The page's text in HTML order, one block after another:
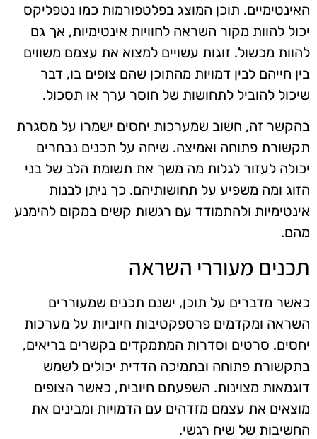
האינטימיים. תוכן המוצג בפלטפורמות כמו נטפליקס
יכול להוות מקור השראה לחוויות אינטימיות, אך גם
להוות מכשול. זוגות עשויים למצוא את עצמם משווים
בין חייהם לבין דמויות מהתוכן שהם צופים בו, דבר
שיכול להוביל לתחושות של חוסר ערך או תסכול.
בהקשר זה, חשוב שמערכות יחסים ישמרו על מסגרת
תקשורת פתוחה ואמיצה. שיחה על תכנים נבחרים
יכולה לעזור לגלות מה משך את תשומת הלב של בני
הזוג ומה משפיע על תחושותיהם. כך ניתן לבנות
אינטימיות ולהתמודד עם רגשות קשים במקום להימנע
מהם.
תכנים מעוררי השראה
כאשר מדברים על תוכן, ישנם תכנים שמעוררים
השראה ומקדמים פרספקטיבות חיוביות על מערכות
יחסים. סרטים וסדרות המתמקדים בקשרים בריאים,
בתקשורת פתוחה ובתמיכה הדדית יכולים לשמש
דוגמאות מצוינות. השפעתם חיובית, כאשר הצופים
מוצאים את עצמם מזדהים עם הדמויות ומבינים את
החשיבות של שיח רגשי.